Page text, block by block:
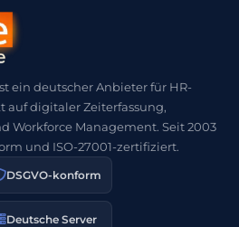
ein deutscher Anbieter für HR-
auf digitaler Zeiterfassung,
Workforce Management. Seit 2003
und ISO-27001-zertifiziert.
DSGVO-konform
Deutsche Server